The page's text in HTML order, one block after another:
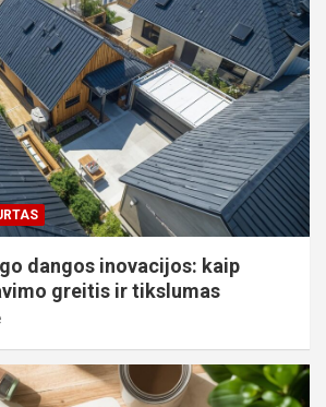
dangos inovacijos: kaip
greitis ir tikslumas